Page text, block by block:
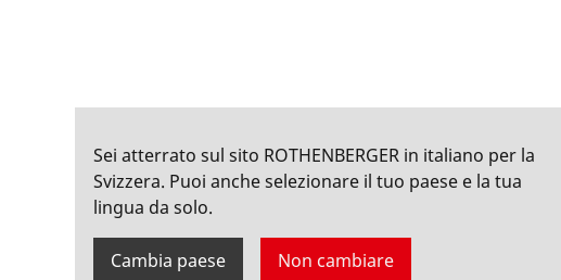
Sei atterrato sul sito ROTHENBERGER in italiano per la
Svizzera. Puoi anche selezionare il tuo paese e la tua
lingua da solo.
Cambia paese Non cambiare